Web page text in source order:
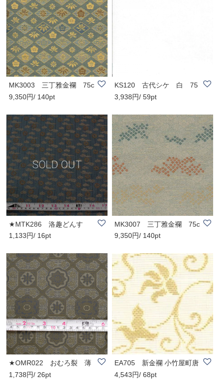
MK3003 三丁雅金襴 75c
m巾(尺売)
9,350円/ 140pt
KS120 古代シケ 白 75
cm巾(尺売)
3,938円/ 59pt
★MTK286 洛趣どんす
宝づくし (尺売)
1,133円/ 16pt
MK3007 三丁雅金襴 75c
m巾(尺売)
9,350円/ 140pt
★OMR022 おむろ裂 薄
茶地 蜀江紋（尺売）
1,738円/ 26pt
EA705 新金襴 小竹屋町唐
草 71cm巾(尺売)
4,543円/ 68pt